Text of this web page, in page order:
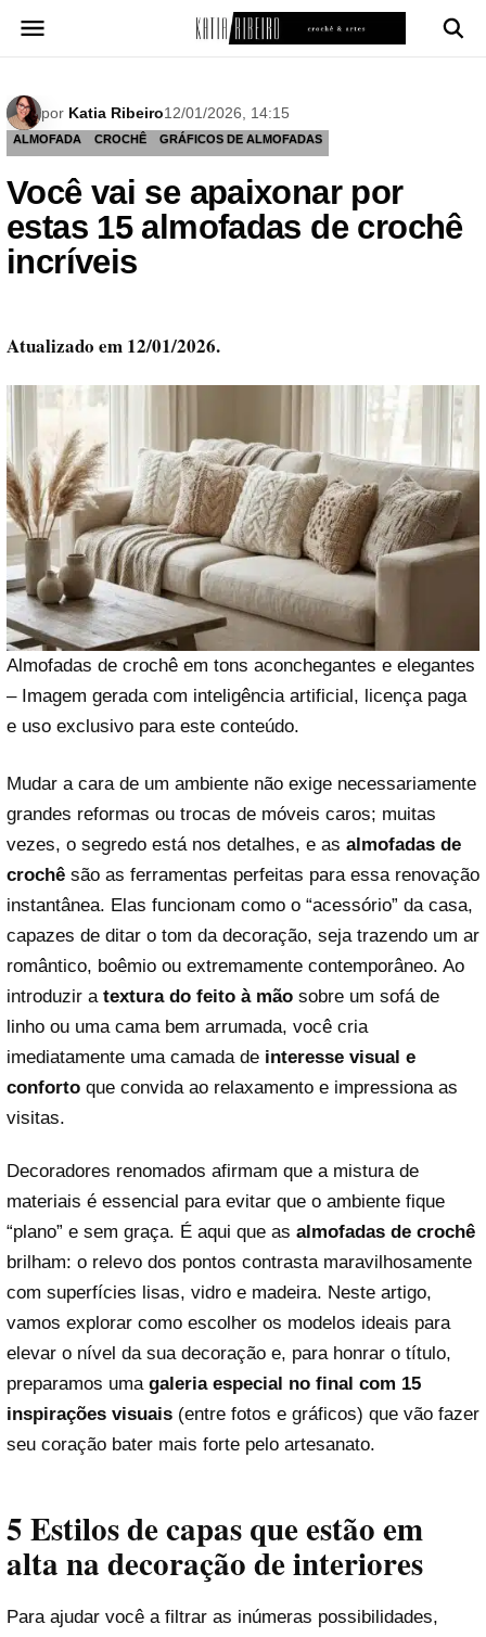
para
por Katia Ribeiro12/01/2026, 14:15
ALMOFADA CROCHÊ GRÁFICOS DE ALMOFADAS
Você vai se apaixonar por
estas 15 almofadas de crochê
incríveis
Atualizado em 12/01/2026.
Almofadas de crochê em tons aconchegantes e elegantes
– Imagem gerada com inteligência artificial, licença paga
e uso exclusivo para este conteúdo.
Mudar a cara de um ambiente não exige necessariamente
grandes reformas ou trocas de móveis caros; muitas
vezes, o segredo está nos detalhes, e as almofadas de
crochê são as ferramentas perfeitas para essa renovação
instantânea. Elas funcionam como o “acessório” da casa,
capazes de ditar o tom da decoração, seja trazendo um ar
romântico, boêmio ou extremamente contemporâneo. Ao
introduzir a textura do feito à mão sobre um sofá de
linho ou uma cama bem arrumada, você cria
imediatamente uma camada de interesse visual e
conforto que convida ao relaxamento e impressiona as
visitas.
Decoradores renomados afirmam que a mistura de
materiais é essencial para evitar que o ambiente fique
“plano” e sem graça. É aqui que as almofadas de crochê
brilham: o relevo dos pontos contrasta maravilhosamente
com superfícies lisas, vidro e madeira. Neste artigo,
vamos explorar como escolher os modelos ideais para
elevar o nível da sua decoração e, para honrar o título,
preparamos uma galeria especial no final com 15
inspirações visuais (entre fotos e gráficos) que vão fazer
seu coração bater mais forte pelo artesanato.
5 Estilos de capas que estão em
alta na decoração de interiores
Para ajudar você a filtrar as inúmeras possibilidades,